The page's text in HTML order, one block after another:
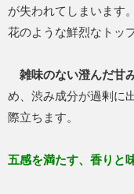
が失われてしまいます
花のような鮮烈なトッ
雑味のない澄んだ甘
め、渋み成分が過剰に
際立ちます。
五感を満たす、香りと